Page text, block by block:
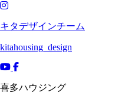
キタデザインチーム
kitahousing_design
喜多ハウジング